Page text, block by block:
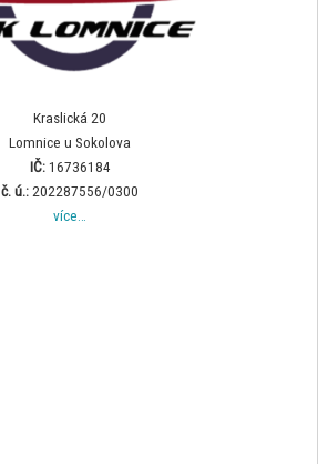
Kraslická 20
Lomnice u Sokolova
IČ:16736184
č. ú.: 202287556/0300
více…